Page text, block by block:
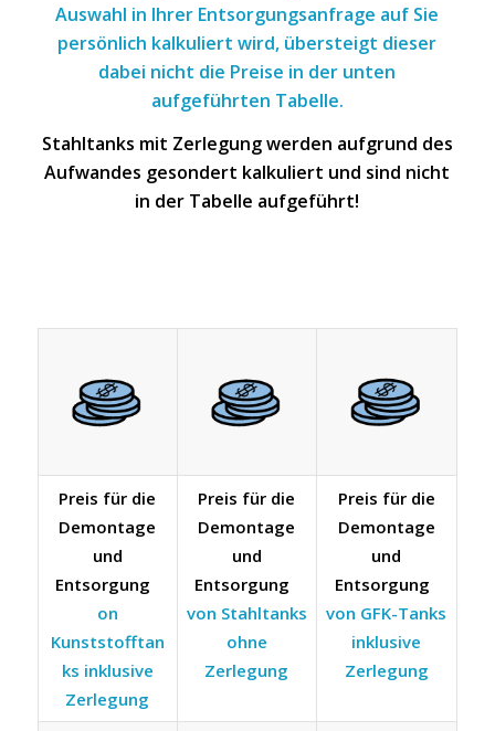
Auswahl in Ihrer Entsorgungsanfrage auf Sie
persönlich kalkuliert wird, übersteigt dieser
dabei nicht die Preise in der unten
aufgeführten Tabelle.
Stahltanks mit Zerlegung werden aufgrund des
Aufwandes gesondert kalkuliert und sind nicht
in der Tabelle aufgeführt!
Preis für die
Demontage
und
Entsorgung
on
Kunststofftan
ks inklusive
Zerlegung
Preis für die
Demontage
und
Entsorgung
von Stahltanks
ohne
Zerlegung
Preis für die
Demontage
und
Entsorgung
von GFK-Tanks
inklusive
Zerlegung